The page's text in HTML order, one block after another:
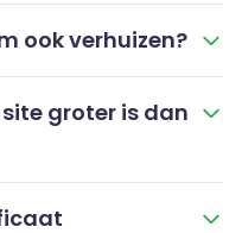
ook verhuizen?
groter is dan